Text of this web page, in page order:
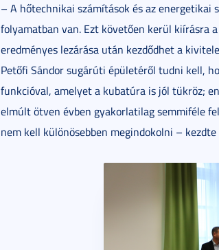
– A hőtechnikai számítások és az
folyamatban van. Ezt követően kerül kiírásra
eredményes lezárása után kezdődhet a
Petőfi Sándor sugárúti épületéről tudni kell,
funkcióval, amelyet a kubatúra is jól tükröz;
elmúlt ötven évben gyakorlatilag semmiféle
nem kell különösebben megindokolni –